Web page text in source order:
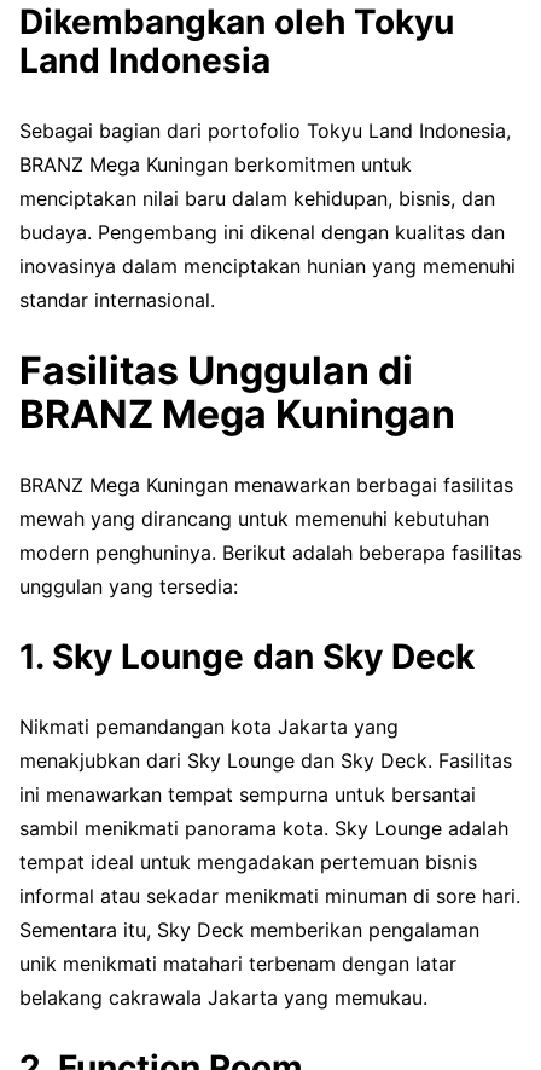
Dikembangkan oleh Tokyu
Land Indonesia
Sebagai bagian dari portofolio Tokyu Land Indonesia,
BRANZ Mega Kuningan berkomitmen untuk
menciptakan nilai baru dalam kehidupan, bisnis, dan
budaya. Pengembang ini dikenal dengan kualitas dan
inovasinya dalam menciptakan hunian yang memenuhi
standar internasional.
Fasilitas Unggulan di
BRANZ Mega Kuningan
BRANZ Mega Kuningan menawarkan berbagai fasilitas
mewah yang dirancang untuk memenuhi kebutuhan
modern penghuninya. Berikut adalah beberapa fasilitas
unggulan yang tersedia:
1. Sky Lounge dan Sky Deck
Nikmati pemandangan kota Jakarta yang
menakjubkan dari Sky Lounge dan Sky Deck. Fasilitas
ini menawarkan tempat sempurna untuk bersantai
sambil menikmati panorama kota. Sky Lounge adalah
tempat ideal untuk mengadakan pertemuan bisnis
informal atau sekadar menikmati minuman di sore hari.
Sementara itu, Sky Deck memberikan pengalaman
unik menikmati matahari terbenam dengan latar
belakang cakrawala Jakarta yang memukau.